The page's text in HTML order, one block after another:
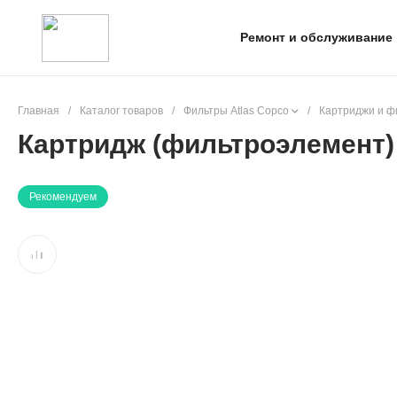
Ремонт и обслуживание
Главная / Каталог товаров / Фильтры Atlas Copco / Картриджи и
Картридж
Рекомендуем